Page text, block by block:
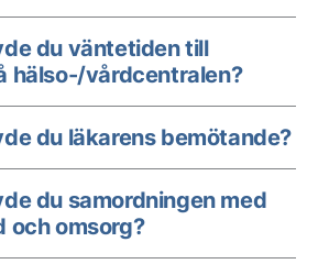
du väntetiden till
hälso-/vårdcentralen?
du läkarens bemötande?
du samordningen med
och omsorg?